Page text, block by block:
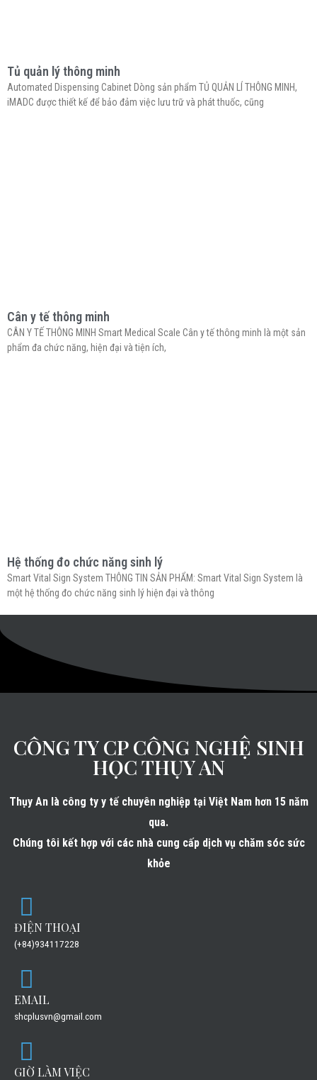
Tủ quản lý thông minh
Automated Dispensing Cabinet Dòng sản phẩm TỦ QUẢN LÍ THÔNG MINH,
iMADC được thiết kế để bảo đảm việc lưu trữ và phát thuốc, cũng
Cân y tế thông minh
CÂN Y TẾ THÔNG MINH Smart Medical Scale Cân y tế thông minh là một sản
phẩm đa chức năng, hiện đại và tiện ích,
Hệ thống đo chức năng sinh lý
Smart Vital Sign System THÔNG TIN SẢN PHẨM: Smart Vital Sign System là
một hệ thống đo chức năng sinh lý hiện đại và thông
CÔNG TY CP CÔNG NGHỆ SINH
HỌC THỤY AN
Thụy An là công ty y tế chuyên nghiệp tại Việt Nam hơn 15 năm
qua.
Chúng tôi kết hợp với các nhà cung cấp dịch vụ chăm sóc sức
khỏe
ĐIỆN THOẠI
(+84)934117228
EMAIL
shcplusvn@gmail.com
GIỜ LÀM VIỆC